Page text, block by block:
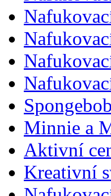
Minnie a
Aktivní
Kreativní